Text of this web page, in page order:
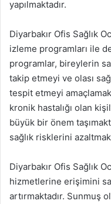
yapılmaktadır.
Diyarbakır Ofis Sağlık
izleme programları ile
programlar, bireylerin
takip etmeyi ve olası
tespit etmeyi
kronik hastalığı olan
büyük bir önem
sağlık risklerini
Diyarbakır Ofis Sağlık
hizmetlerine erişimini
artırmaktadır. Sunmuş